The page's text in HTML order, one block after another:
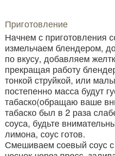
Приготовление
Начнем с приготовления
измельчаем блендером,
по вкусу, добавляем
прекращая работу
тонкой струйкой, или
постепенно масса будут
табаско(обращаю ваше
табаско был в 2 раза
соуса, будьте
лимона, соус готов.
Смешиваем соевый соус